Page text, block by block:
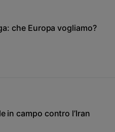
che Europa vogliamo?
in campo contro l’Iran